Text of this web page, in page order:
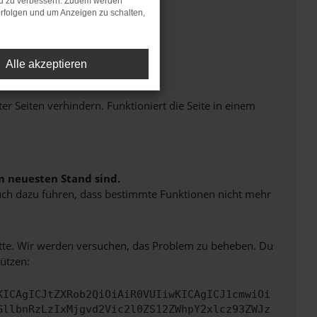
Seiten verhindern. Funktioniert die Seite in einem
neuesten Stand sind.
dazu führen, dass bestimmte Funktionen nicht mehr
Wir werden versuchen, das Problem zu beheben. Du
und um Anzeigen zu schalten,
Alle akzeptieren